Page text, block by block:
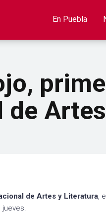
En Puebla
de
de Artes y Literatura,
jueves.